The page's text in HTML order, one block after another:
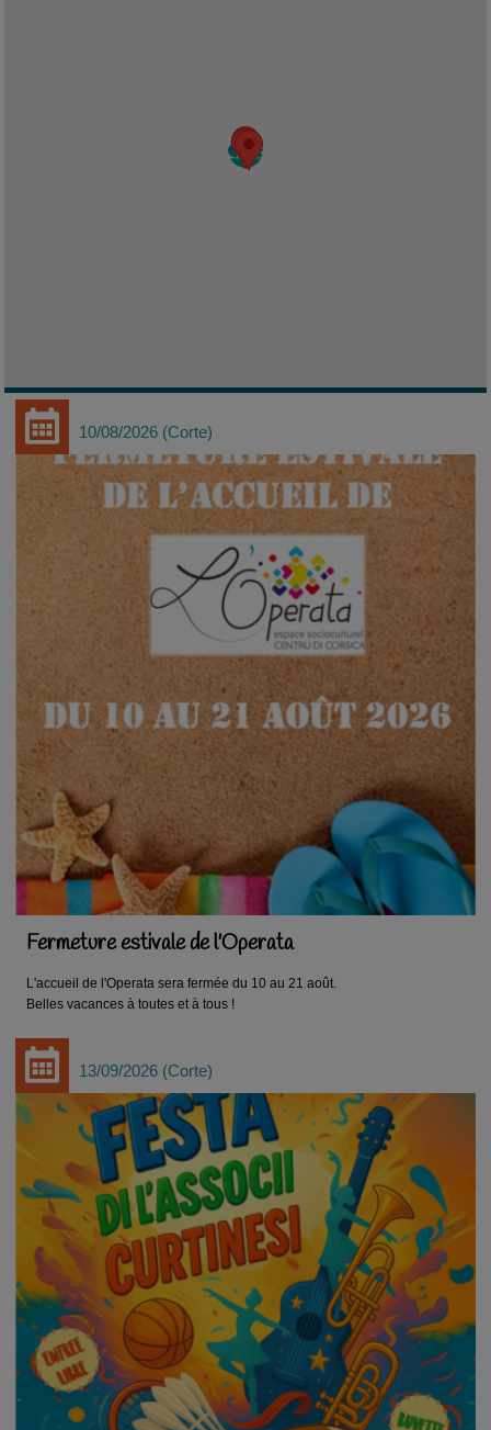
10/08/2026 Corte
Fermeture estivale de l'Operata
L'accueil de l'Operata sera fermée du 10 au 21 août.
Belles vacances à toutes et à tous !
13/09/2026 Corte